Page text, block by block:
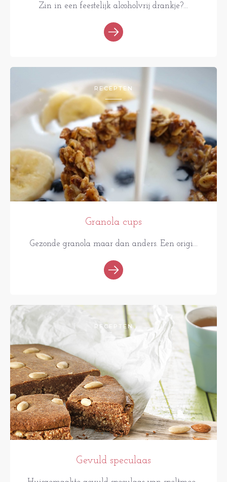
Zin in een feestelijk alcoholvrij drankje?...
RECEPTEN
Granola cups
Gezonde granola maar dan anders. Een origi...
RECEPTEN
Gevuld speculaas